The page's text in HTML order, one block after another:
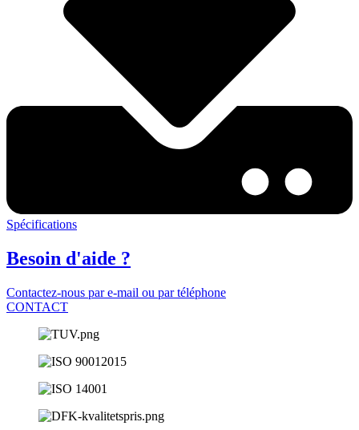
Spécifications
Besoin d'aide ?
Contactez-nous par e-mail ou par téléphone
CONTACT